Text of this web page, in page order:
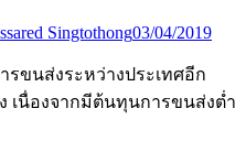
Singtothong03/04/2019
รขนส่งระหว่างประเทศอีก
เนื่องจากมีต้นทุนการขนส่งต่ำ